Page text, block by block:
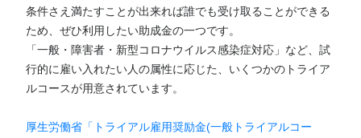
条件さえ満たすことが出来れば誰でも受け取ることができる
ため、ぜひ利用したい助成金の一つです。
「一般・障害者・新型コロナウイルス感染症対応」など、試
行的に雇い入れたい人の属性に応じた、いくつかのトライア
ルコースが用意されています。
厚生労働省「トライアル雇用奨励金(一般トライアルコー